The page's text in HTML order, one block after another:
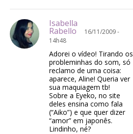
Isabella
Rabello
16/11/2009 -
14h48
Adorei o vídeo! Tirando os
probleminhas do som, só
reclamo de uma coisa:
aparece, Aline! Queria ver
sua maquiagem tb!
Sobre a Eyeko, no site
deles ensina como fala
(“Aiko”) e que quer dizer
“amor” em japonês.
Lindinho, né?